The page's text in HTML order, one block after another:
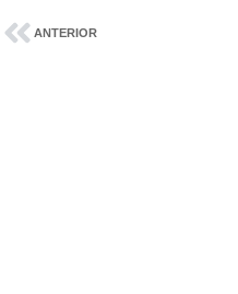
ANTERIOR